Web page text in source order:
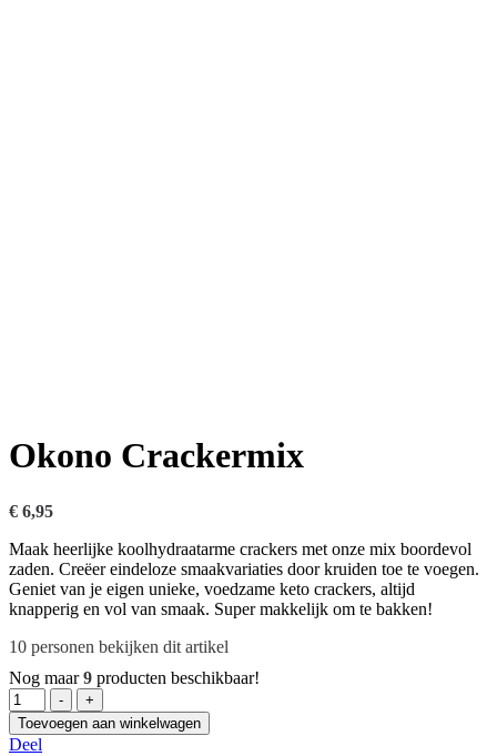
Okono Crackermix
€ 6,95
Maak heerlijke koolhydraatarme crackers met onze mix boordevol
zaden. Creëer eindeloze smaakvariaties door kruiden toe te voegen.
Geniet van je eigen unieke, voedzame keto crackers, altijd
knapperig en vol van smaak. Super makkelijk om te bakken!
10 personen bekijken dit artikel
Nog maar9 producten beschikbaar!
Hoeveelheid
-
+
Toevoegen aan winkelwagen
Deel